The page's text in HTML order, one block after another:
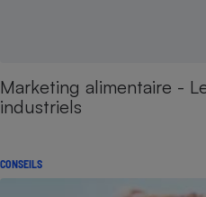
Marketing alimentaire -
industriels
CONSEILS